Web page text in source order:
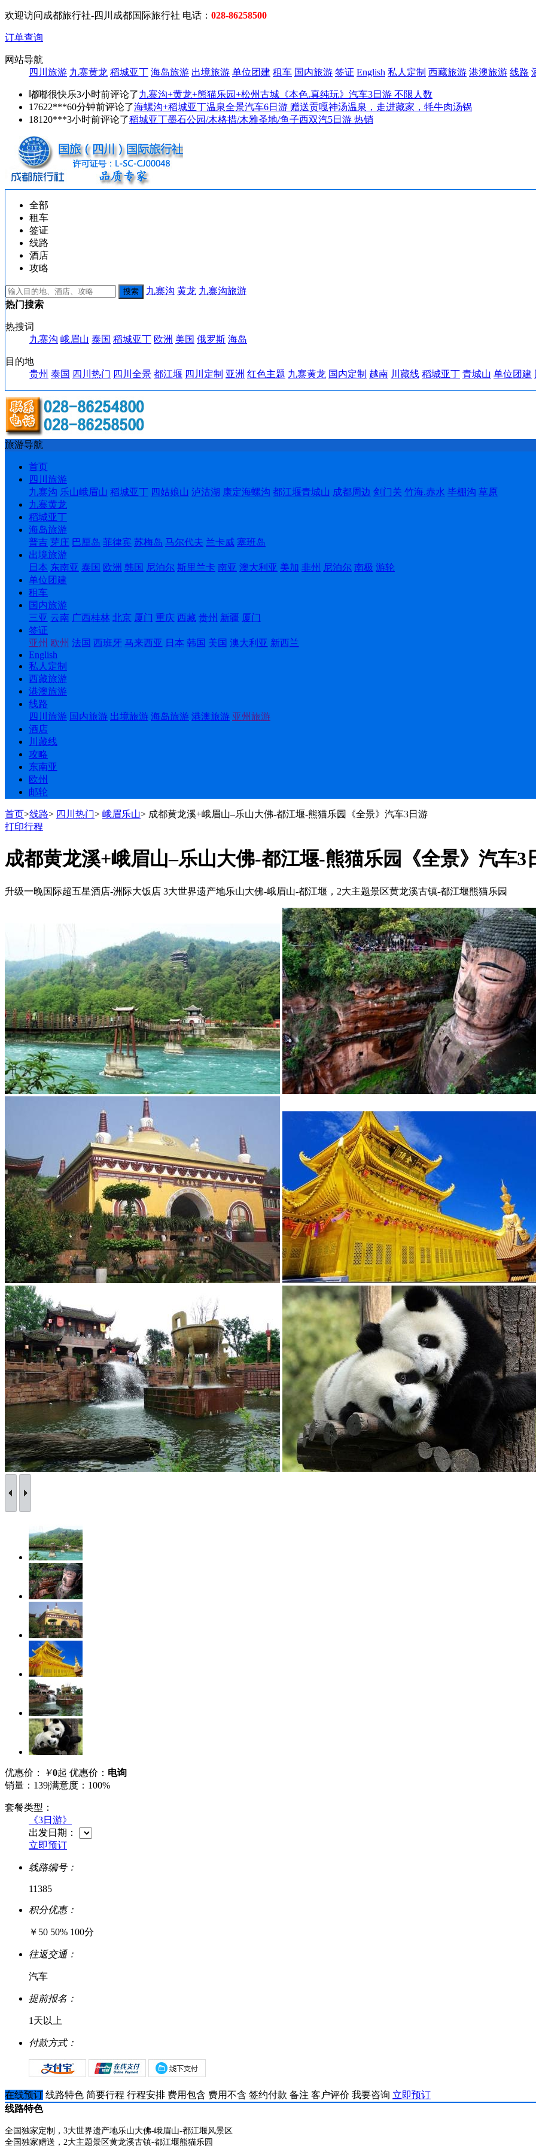
欢迎访问成都旅行社-四川成都国际旅行社 电话： 028-86258500
订单查询
网站导航
四川旅游 九寨黄龙 稻城亚丁 海岛旅游 出境旅游 单位团建 租车 国内旅游 签证 English 私人定制 西藏旅游 港澳旅游 线路
嘟嘟很快乐3小时前评论了九寨沟+黄龙+熊猫乐园+松州古城《本色.真纯玩》汽车3日游 不限人数
17622***60分钟前评论了海螺沟+稻城亚丁温泉全景汽车6日游 赠送贡嘎神汤温泉，走进藏家，牦牛肉汤锅
18120***3小时前评论了稻城亚丁墨石公园/木格措/木雅圣地/鱼子西双汽5日游 热销
全部
租车
签证
线路
酒店
攻略
九寨沟 黄龙 九寨沟旅游
热门搜索
热搜词
九寨沟 峨眉山 泰国 稻城亚丁 欧洲 美国 俄罗斯 海岛
目的地
贵州 泰国 四川热门 四川全景 都江堰 四川定制 亚洲 红色主题 九寨黄龙 国内定制 越南 川藏线 稻城亚丁 青城山 单位团建
旅游导航
首页
四川旅游
九寨沟 乐山峨眉山 稻城亚丁 四姑娘山 泸沽湖 康定海螺沟 都江堰青城山 成都周边 剑门关 竹海.赤水 毕棚沟 草原
九寨黄龙
稻城亚丁
海岛旅游
普吉 芽庄 巴厘岛 菲律宾 苏梅岛 马尔代夫 兰卡威 塞班岛
出境旅游
日本 东南亚 泰国 欧洲 韩国 尼泊尔 斯里兰卡 南亚 澳大利亚 美加 非州 尼泊尔 南极 游轮
单位团建
租车
国内旅游
三亚 云南 广西桂林 北京 厦门 重庆 西藏 贵州 新疆 厦门
签证
亚州 欧州 法国 西班牙 马来西亚 日本 韩国 美国 澳大利亚 新西兰
English
私人定制
西藏旅游
港澳旅游
线路
四川旅游 国内旅游 出境旅游 海岛旅游 港澳旅游 亚州旅游
酒店
川藏线
攻略
东南亚
欧州
邮轮
首页>线路> 四川热门> 峨眉乐山> 成都黄龙溪+峨眉山–乐山大佛-都江堰-熊猫乐园《全景》汽车3日游
打印行程
成都黄龙溪+峨眉山–乐山大佛-都江堰-熊猫乐园《全景》汽车3
升级一晚国际超五星酒店-洲际大饭店 3大世界遗产地乐山大佛-峨眉山-都江堰，2大主题景区黄龙溪古镇-都江堰熊猫乐园
优惠价： ￥0起 优惠价： 电询
销量：139|满意度：100%
套餐类型：
《3日游》
出发日期：
立即预订
线路编号：
11385
积分优惠：
￥50 50% 100分
往返交通：
汽车
提前报名：
1天以上
付款方式：
在线预订 线路特色 简要行程 行程安排 费用包含 费用不含 签约付款 备注 客户评价 我要咨询 立即预订
线路特色
全国独家定制， 3大世界遗产地乐山大佛-峨眉山-都江堰风景区
全国独家赠送， 2大主题景区黄龙溪古镇-都江堰熊猫乐园